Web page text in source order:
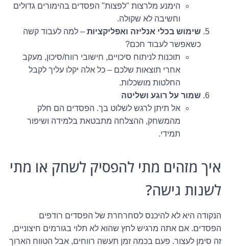
הימנע מלרצות "לפצות" הפסדים בהימורים גדולים
וחשיבה לא שקולה.
שימוש בכלי אנליזה ואפליקציות – למה לעבוד קשה
כשאפשר לעבוד חכם?
תוכנות לניתוח סיכויים, חישובי רווח/סיכון, מעקב
אחרי תוצאות שלכם – כל אלה יקלו עליך לקבל
החלטות מושכלות.
שמור על רוגע ושליטה
אל תיתן לרגש לשלוט בך. הפסדים הם חלק
מהמשחק, ההצלחה מתבטאת בלמידה ושיפור
תמידי.
איך מזהים מתי להפסיק לשחק או מתי
לשנות גישה?
הנקודה היא לא להיכנס לסחרחרת של הפסדים רודפים
הפסדים. אם אתה מרגיש לחץ שהוא לא תלוי בגורמים חיצוניים,
זה סימן לעצור. פעם בכמה זמן תעשה רווחים, אבל הטווח הארוך